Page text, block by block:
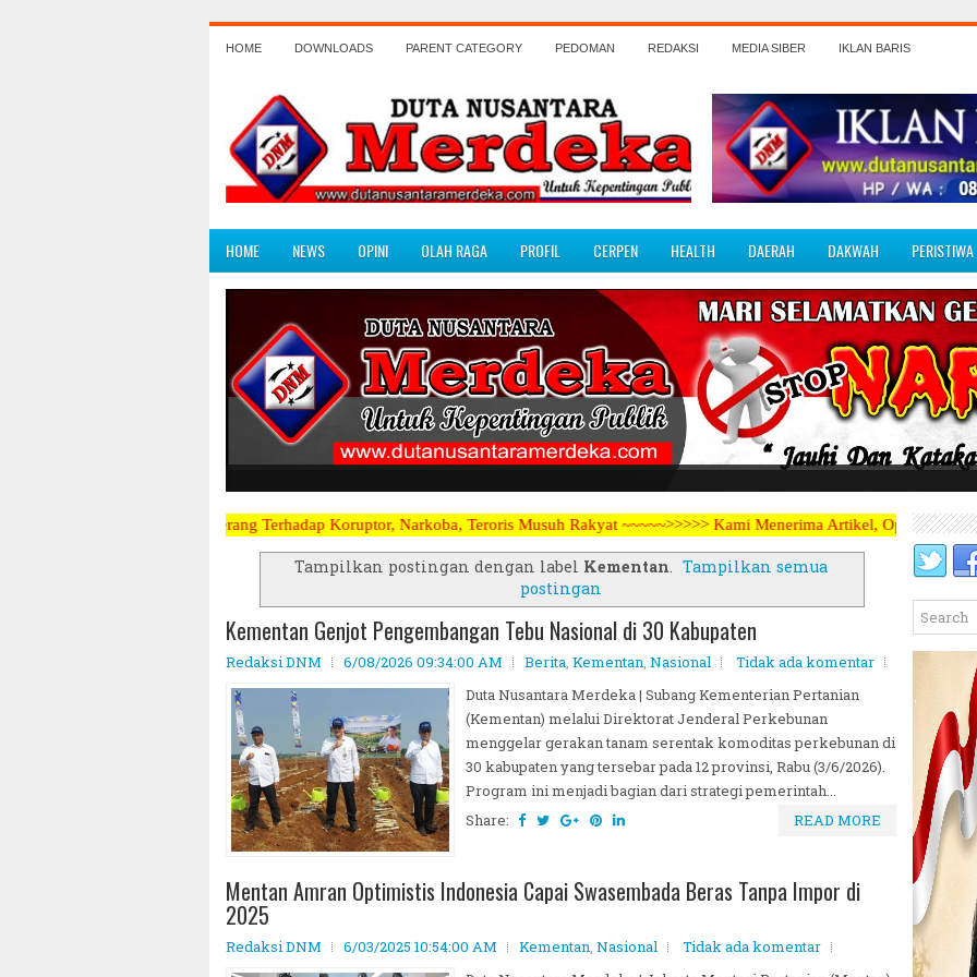
HOME DOWNLOADS PARENT CATEGORY PEDOMAN REDAKSI MEDIA SIBER IKLAN BARIS
HOME NEWS OPINI OLAH RAGA PROFIL CERPEN HEALTH DAERAH DAKWAH PERISTIWA
dan Perang Terhadap Koruptor, Narkoba, Teroris Musuh Rakyat ~~~~~>>>>> Kami Menerima Artikel, Opini, Berita Kegiatan, Iklan
Tampilkan postingan dengan label Kementan. Tampilkan semua
postingan
Kementan Genjot Pengembangan Tebu Nasional di 30 Kabupaten
Redaksi DNM 6/08/2026 09:34:00 AM Berita Kementan Nasional
Tidak ada komentar
Duta Nusantara Merdeka | Subang Kementerian Pertanian
(Kementan) melalui Direktorat Jenderal Perkebunan
menggelar gerakan tanam serentak komoditas perkebunan di
30 kabupaten yang tersebar pada 12 provinsi, Rabu (3/6/2026).
Program ini menjadi bagian dari strategi pemerintah...
Share:
READ MORE
Mentan Amran Optimistis Indonesia Capai Swasembada Beras Tanpa Impor di
2025
Redaksi DNM 6/03/2025 10:54:00 AM Kementan Nasional
Tidak ada komentar